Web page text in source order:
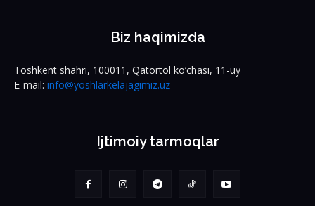
Biz haqimizda
Toshkent shahri, 100011, Qatortol ko‘chasi, 11-uy
E-mail: info@yoshlarkelajagimiz.uz
Ijtimoiy tarmoqlar